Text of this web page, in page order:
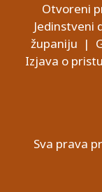
Otvoreni
Jedinstveni
županiju |
Izjava o
Sva prava